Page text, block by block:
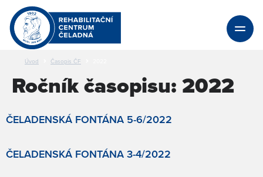
Úvod Časopis ČF
Ročník časopisu:2022
ČELADENSKÁ FONTÁNA 5-6/2022
ČELADENSKÁ FONTÁNA 3-4/2022